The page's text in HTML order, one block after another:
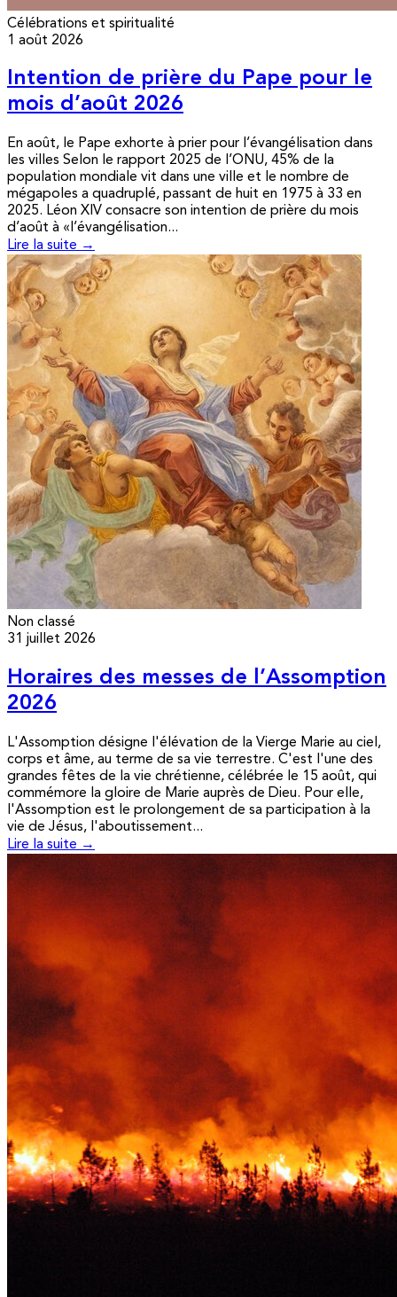
Célébrations et spiritualité
1 août 2026
Intention de prière du Pape pour le
mois d’août 2026
En août, le Pape exhorte à prier pour l’évangélisation dans
les villes Selon le rapport 2025 de l’ONU, 45% de la
population mondiale vit dans une ville et le nombre de
mégapoles a quadruplé, passant de huit en 1975 à 33 en
2025. Léon XIV consacre son intention de prière du mois
d’août à «l’évangélisation...
Lire la suite →
Non classé
31 juillet 2026
Horaires des messes de l’Assomption
2026
L'Assomption désigne l'élévation de la Vierge Marie au ciel,
corps et âme, au terme de sa vie terrestre. C'est l'une des
grandes fêtes de la vie chrétienne, célébrée le 15 août, qui
commémore la gloire de Marie auprès de Dieu. Pour elle,
l'Assomption est le prolongement de sa participation à la
vie de Jésus, l'aboutissement...
Lire la suite →